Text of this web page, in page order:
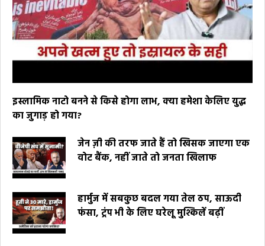
इस्लामिक नाटो बनने से किसे होगा लाभ, क्या हमेशा केलिए युद्ध
का जुगाड़ हो गया?
जेन ज़ी की तरफ जाते हैं तो खिसक जाएगा एक
वोट बैंक, नहीं जाते तो जनता खिलाफ
हार्मुज में सबकुछ बदल गया तेल ठप, साऊदी
फंसा, ट्रंप भी के लिए घरेलू मुश्किलें बढ़ीं